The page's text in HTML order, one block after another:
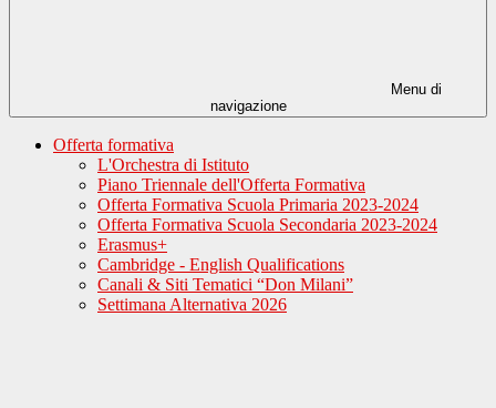
Menu di
navigazione
Offerta formativa
L'Orchestra di Istituto
Piano Triennale dell'Offerta Formativa
Offerta Formativa Scuola Primaria 2023-2024
Offerta Formativa Scuola Secondaria 2023-2024
Erasmus+
Cambridge - English Qualifications
Canali & Siti Tematici “Don Milani”
Settimana Alternativa 2026